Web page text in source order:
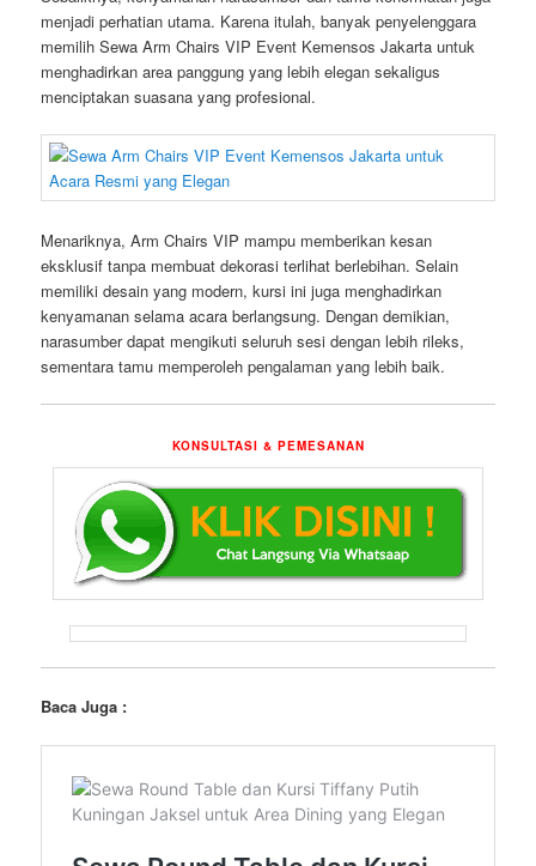
menjadi perhatian utama. Karena itulah, banyak penyelenggara
memilih Sewa Arm Chairs VIP Event Kemensos Jakarta untuk
menghadirkan area panggung yang lebih elegan sekaligus
menciptakan suasana yang profesional.
Menariknya, Arm Chairs VIP mampu memberikan kesan
eksklusif tanpa membuat dekorasi terlihat berlebihan. Selain
memiliki desain yang modern, kursi ini juga menghadirkan
kenyamanan selama acara berlangsung. Dengan demikian,
narasumber dapat mengikuti seluruh sesi dengan lebih rileks,
sementara tamu memperoleh pengalaman yang lebih baik.
KONSULTASI & PEMESANAN
Baca Juga :